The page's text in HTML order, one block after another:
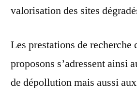
valorisation des sites
Les prestations de recherche
proposons s’adressent ainsi
de dépollution mais aussi